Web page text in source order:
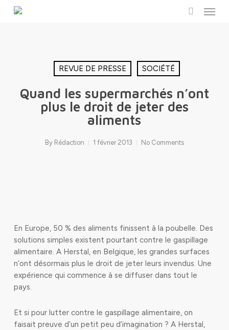
Menu
REVUE DE PRESSE SOCIÉTÉ
Quand les supermarchés n’ont
plus le droit de jeter des
aliments
By Rédaction 1 février 2013 No Comments
En Europe, 50 % des aliments finissent à la poubelle. Des
solutions simples existent pourtant contre le gaspillage
alimentaire. A Herstal, en Belgique, les grandes surfaces
n’ont désormais plus le droit de jeter leurs invendus. Une
expérience qui commence à se diffuser dans tout le
pays.
Et si pour lutter contre le gaspillage alimentaire, on
faisait preuve d’un petit peu d’imagination ? A Herstal,